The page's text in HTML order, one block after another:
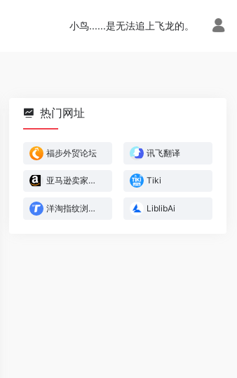
小鸟......是无法追上飞龙的。
热门网址
福步外贸论坛 讯飞翻译
亚马逊卖家官方论坛 Tiki
洋淘指纹浏览器 LiblibAi